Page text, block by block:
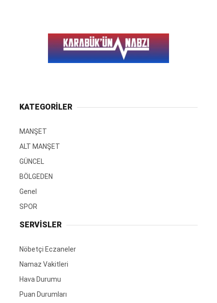
KATEGORİLER
MANŞET
ALT MANŞET
GÜNCEL
BÖLGEDEN
Genel
SPOR
SERVİSLER
Nöbetçi Eczaneler
Namaz Vakitleri
Hava Durumu
Puan Durumları